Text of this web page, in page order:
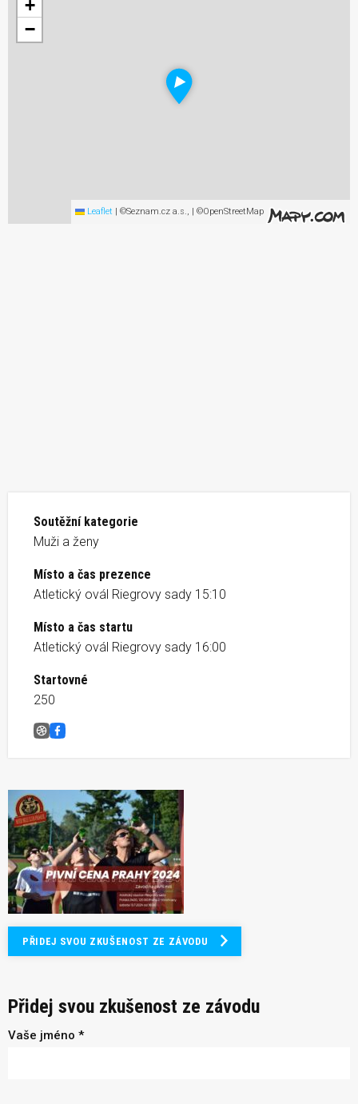
+
−
Leaflet | ©Seznam.cz a.s., | ©OpenStreetMap
Soutěžní kategorie
Muži a ženy
Místo a čas prezence
Atletický ovál Riegrovy sady 15:10
Místo a čas startu
Atletický ovál Riegrovy sady 16:00
Startovné
250
Pivní cena Prahy &#8211; závod na pivní míli
Facebook
PŘIDEJ SVOU ZKUŠENOST ZE ZÁVODU
Přidej svou zkušenost ze závodu
Vaše jméno *